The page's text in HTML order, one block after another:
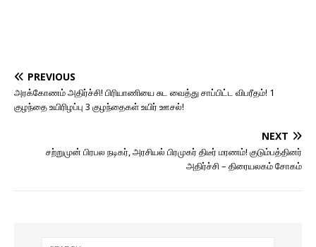
PREVIOUS
அரக்கோணம் அதிர்ச்சி! பிரியாணியை சுட வைத்து சாப்பிட்ட விபரீதம்! 1
குழந்தை உயிரிழப்பு 3 குழந்தைகள் உயிர் ஊசல்!
NEXT
சற்றுமுன் பிரபல நடிகர், அரசியல் பிரமுகர் திடீர் மரணம்! குடும்பத்தினர்
அதிர்ச்சி – திரையலகம் சோகம்